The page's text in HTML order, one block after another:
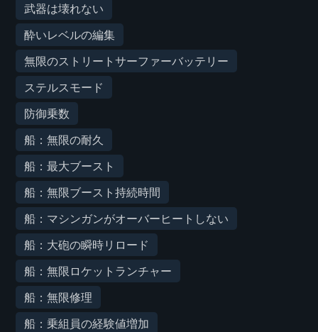
武器は壊れない
酔いレベルの編集
無限のストリートサーファーバッテリー
ステルスモード
防御乗数
船：無限の耐久
船：最大ブースト
船：無限ブースト持続時間
船：マシンガンがオーバーヒートしない
船：大砲の瞬時リロード
船：無限ロケットランチャー
船：無限修理
船：乗組員の経験値増加